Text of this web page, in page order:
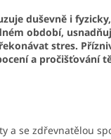
duševně i
období,
stres.
a pročišťování
a se zdřevnatělou